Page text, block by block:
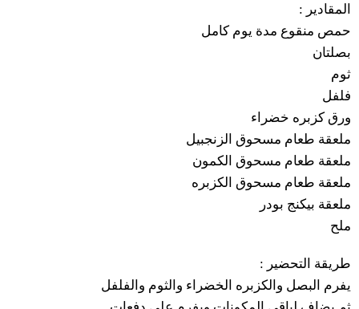
المقادير :
حمص منقوع مدة يوم كامل
بصلتان
ثوم
فلفل
ورق كزبره خضراء
ملعقة طعام مسحوق الزنجبيل
ملعقة طعام مسحوق الكمون
ملعقة طعام مسحوق الكزبره
ملعقة بيكنج بودر
ملح
طريقة التحضير :
يفرم البصل والكزبره الخضراء والثوم والفلفل